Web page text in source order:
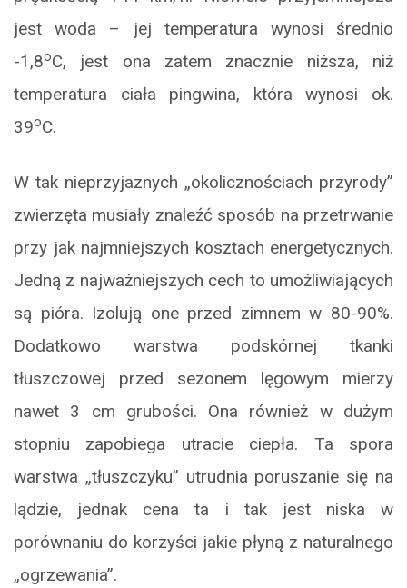
jest woda – jej temperatura wynosi średnio
-1,8oC, jest ona zatem znacznie niższa, niż
temperatura ciała pingwina, która wynosi ok.
39oC.
W tak nieprzyjaznych „okolicznościach przyrody”
zwierzęta musiały znaleźć sposób na przetrwanie
przy jak najmniejszych kosztach energetycznych.
Jedną z najważniejszych cech to umożliwiających
są pióra. Izolują one przed zimnem w 80-90%.
Dodatkowo warstwa podskórnej tkanki
tłuszczowej przed sezonem lęgowym mierzy
nawet 3 cm grubości. Ona również w dużym
stopniu zapobiega utracie ciepła. Ta spora
warstwa „tłuszczyku” utrudnia poruszanie się na
lądzie, jednak cena ta i tak jest niska w
porównaniu do korzyści jakie płyną z naturalnego
„ogrzewania”.